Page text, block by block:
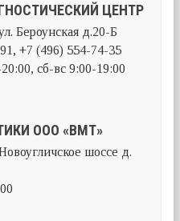
ЦЕНТР
Бероунская д.20-Б
+7 (496) 554-74-35
сб-вс 9:00-19:00
ООО «ВМТ»
шоссе д.